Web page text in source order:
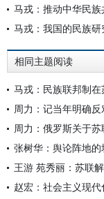
马戎：推动中华民
马戎：我国的民族
相同主题阅读
马戎：民族联邦制
周力：记当年明确
周力：俄罗斯关于
张树华：舆论阵地
王游 苑秀丽：苏联
赵宏：社会主义现